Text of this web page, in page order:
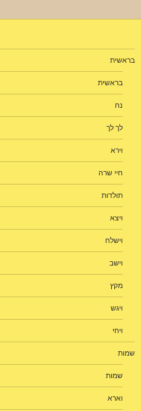
בראשית
בראשית
נח
לך לך
וירא
חיי שרה
תולדות
ויצא
וישלח
וישב
מקץ
ויגש
ויחי
שמות
שמות
וארא